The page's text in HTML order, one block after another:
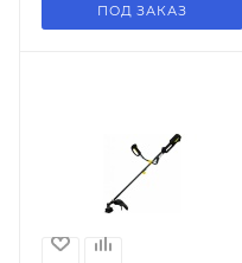
ПОД ЗАКАЗ